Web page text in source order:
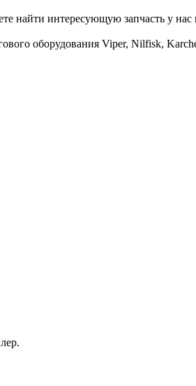
интересующую запчасть у нас
оборудования Viper, Nilfisk,